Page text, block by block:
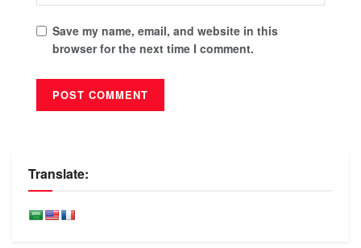
Save my name, email, and website in this
browser for the next time I comment.
Translate: